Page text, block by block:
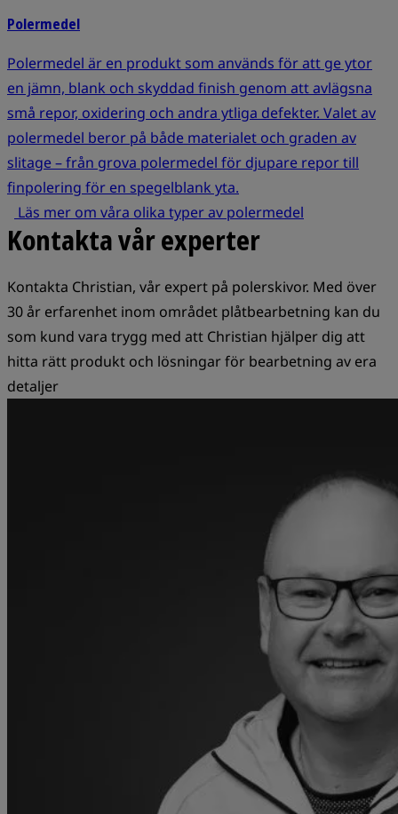
Polermedel
Polermedel är en produkt som används för att ge ytor
en jämn, blank och skyddad finish genom att avlägsna
små repor, oxidering och andra ytliga defekter. Valet av
polermedel beror på både materialet och graden av
slitage – från grova polermedel för djupare repor till
finpolering för en spegelblank yta.
Läs mer om våra olika typer av polermedel
Kontakta vår experter
Kontakta Christian, vår expert på polerskivor. Med över
30 år erfarenhet inom området plåtbearbetning kan du
som kund vara trygg med att Christian hjälper dig att
hitta rätt produkt och lösningar för bearbetning av era
detaljer